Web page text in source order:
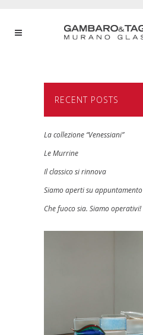
RECENT POSTS
La collezione “Venessiani”
Le Murrine
Il classico si rinnova
Siamo aperti su appuntamento
Che fuoco sia. Siamo operativi!